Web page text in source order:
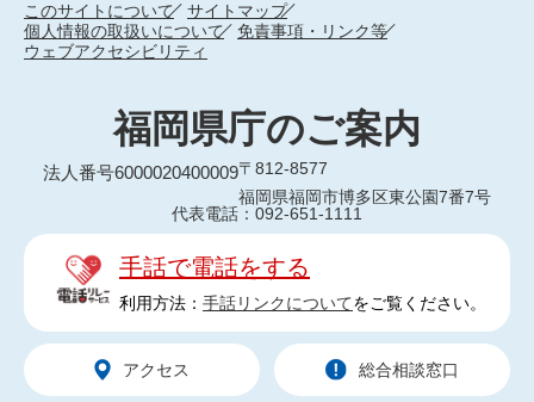
このサイトについて
サイトマップ
個人情報の取扱いについて
免責事項・リンク等
ウェブアクセシビリティ
福岡県庁のご案内
法人番号6000020400009〒812-8577
福岡県福岡市博多区東公園7番7号
代表電話：092-651-1111
手話で電話をする
利用方法： 手話リンクについてをご覧ください。
アクセス 総合相談窓口